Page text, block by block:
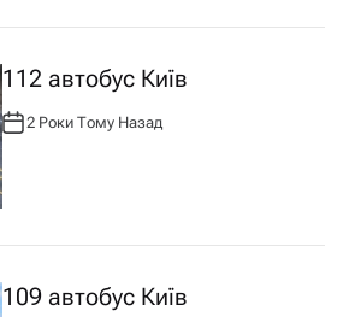
112 автобус Київ
А
В
О
Р
:
2 Роки Тому Назад
109 автобус Київ